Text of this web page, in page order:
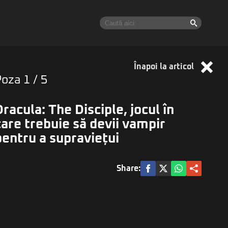
Înapoi la articol
1 / 5
The Disciple, jocul în
trebuie să devii vampir
a supraviețui
Share: